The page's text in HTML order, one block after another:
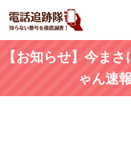
【お知らせ】今ま
ゃん速